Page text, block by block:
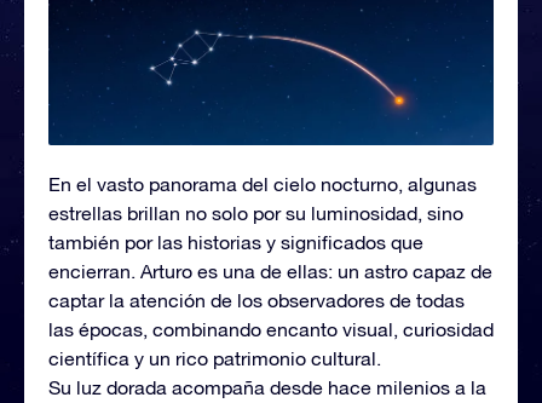
En el vasto panorama del cielo nocturno, algunas
estrellas brillan no solo por su luminosidad, sino
también por las historias y significados que
encierran. Arturo es una de ellas: un astro capaz de
captar la atención de los observadores de todas
las épocas, combinando encanto visual, curiosidad
científica y un rico patrimonio cultural.
Su luz dorada acompaña desde hace milenios a la